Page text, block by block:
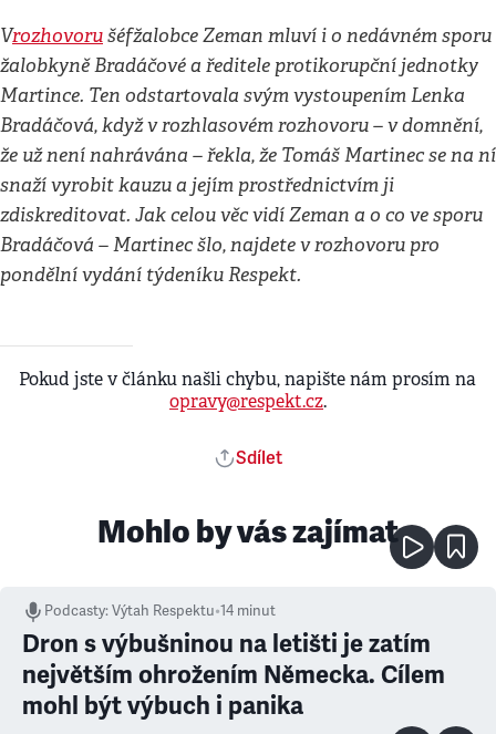
Vrozhovorušéfžalobce Zeman mluví i o nedávném sporu
žalobkyně Bradáčové a ředitele protikorupční jednotky
Martince. Ten odstartovala svým vystoupením Lenka
Bradáčová, když v rozhlasovém rozhovoru – v domnění,
že už není nahrávána – řekla, že Tomáš Martinec se na ní
snaží vyrobit kauzu a jejím prostřednictvím ji
zdiskreditovat. Jak celou věc vidí Zeman a o co ve sporu
Bradáčová – Martinec šlo, najdete v rozhovoru pro
pondělní vydání týdeníku Respekt.
Pokud jste v článku našli chybu, napište nám prosím na
opravy@respekt.cz.
Sdílet
Mohlo by vás zajímat
Podcasty:Výtah Respektu•14 minut
Dron s výbušninou na letišti je zatím
největším ohrožením Německa. Cílem
mohl být výbuch i panika